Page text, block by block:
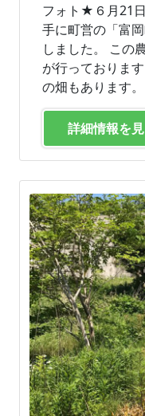
フォト★６月21
手に町営の「富
しました。 この
が行っておりま
の畑もあります
詳細情報を